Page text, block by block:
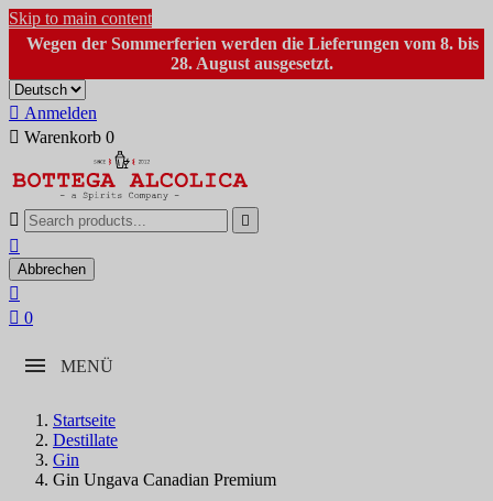
Skip to main content
Wegen der Sommerferien werden die Lieferungen vom 8. bis
28. August ausgesetzt.
 Anmelden
 Warenkorb 0
 

Abbrechen

 0
MENÜ
Startseite
Destillate
Gin
Gin Ungava Canadian Premium